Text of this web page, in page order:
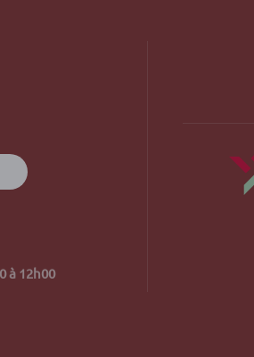
à 12h00